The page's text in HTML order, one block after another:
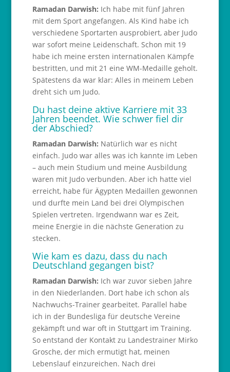
Ramadan Darwish: Ich habe mit fünf Jahren
mit dem Sport angefangen. Als Kind habe ich
verschiedene Sportarten ausprobiert, aber Judo
war sofort meine Leidenschaft. Schon mit 19
habe ich meine ersten internationalen Kämpfe
bestritten, und mit 21 eine WM-Medaille geholt.
Spätestens da war klar: Alles in meinem Leben
dreht sich um Judo.
Du hast deine aktive Karriere mit 33
Jahren beendet. Wie schwer fiel dir
der Abschied?
Ramadan Darwish: Natürlich war es nicht
einfach. Judo war alles was ich kannte im Leben
– auch mein Studium und meine Ausbildung
waren mit Judo verbunden. Aber ich hatte viel
erreicht, habe für Ägypten Medaillen gewonnen
und durfte mein Land bei drei Olympischen
Spielen vertreten. Irgendwann war es Zeit,
meine Energie in die nächste Generation zu
stecken.
Wie kam es dazu, dass du nach
Deutschland gegangen bist?
Ramadan Darwish: Ich war zuvor sieben Jahre
in den Niederlanden. Dort habe ich schon als
Nachwuchs-Trainer gearbeitet. Parallel habe
ich in der Bundesliga für deutsche Vereine
gekämpft und war oft in Stuttgart im Training.
So entstand der Kontakt zu Landestrainer Mirko
Grosche, der mich ermutigt hat, meinen
Lebenslauf einzureichen. Nach drei